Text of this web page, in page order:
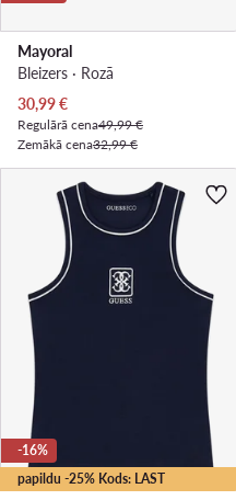
Mayoral
Bleizers · Rozā
Pašreizējā cena
30,99€
Regulārā cena49,99 €
Zemākā cena32,99 €
papildu -25% Kods: LAST
-16%